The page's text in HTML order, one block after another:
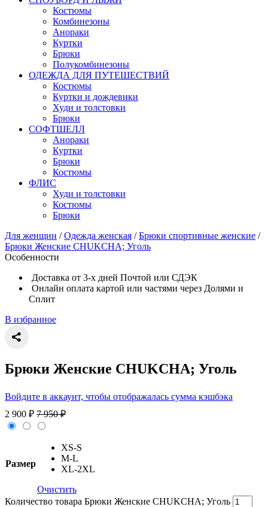
Костюмы
Комбинезоны
Анораки
Куртки
Брюки
Полукомбинезоны
ОДЕЖДА ДЛЯ ПУТЕШЕСТВИЙ
Костюмы
Куртки и дождевики
Худи и толстовки
Брюки
СОФТШЕЛЛ
Анораки
Куртки
Брюки
Костюмы
ФЛИС
Худи и толстовки
Костюмы
Брюки
Для женщин / Одежда женская / Брюки спортивные женские /
Брюки Женские CHUKCHA; Уголь
Особенности
Доставка от 3-х дней Почтой или СДЭК
Онлайн оплата картой или частями через Долями и
Сплит
В избранное
Брюки Женские CHUKCHA; Уголь
Войдите в аккаунт, чтобы отображалась сумма кэшбэка
2 900 ₽ 7 950₽
Размер
XS-S
M-L
XL-2XL
Очистить
Количество товара Брюки Женские CHUKCHA; Уголь